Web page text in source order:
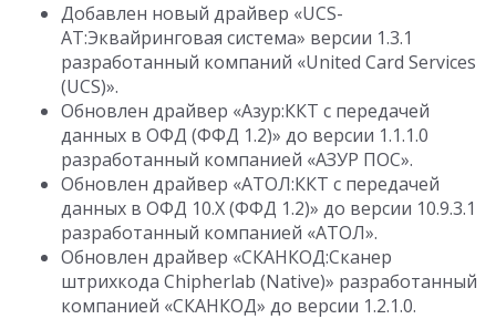
Добавлен новый драйвер «UCS-
AT:Эквайринговая система» версии 1.3.1
разработанный компаний «United Card Services
(UCS)».
Обновлен драйвер «Азур:ККТ с передачей
данных в ОФД (ФФД 1.2)» до версии 1.1.1.0
разработанный компанией «АЗУР ПОС».
Обновлен драйвер «АТОЛ:ККТ с передачей
данных в ОФД 10.Х (ФФД 1.2)» до версии 10.9.3.1
разработанный компанией «АТОЛ».
Обновлен драйвер «СКАНКОД:Cканер
штрихкода Chipherlab (Native)» разработанный
компанией «СКАНКОД» до версии 1.2.1.0.